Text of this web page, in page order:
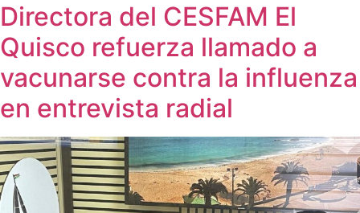
Directora del CESFAM El
Quisco refuerza llamado a
vacunarse contra la influenza
en entrevista radial